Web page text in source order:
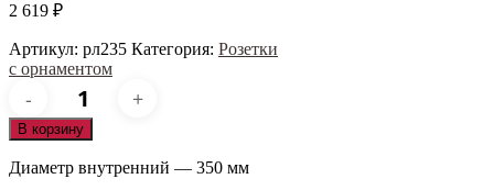
2 619 ₽
Артикул: рл235 Категория: Розетки
с орнаментом
Количество
товара
рл235
В корзину
Диаметр внутренний — 350 мм